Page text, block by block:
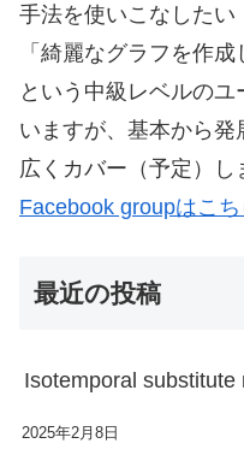
手法を使いこなしたい
「綺麗なグラフを作成
という中級レベルのユ
いますが、基本から発
広くカバー（予定）し
Facebook groupはこち
最近の投稿
Isotemporal substitute
2025年2月8日